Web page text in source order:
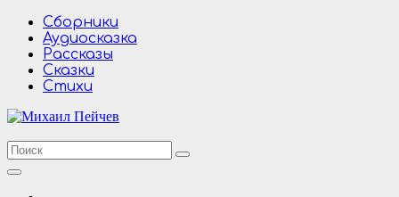
Перейти
содержимому
Сборники
Аудиосказка
Рассказы
Сказки
Стихи